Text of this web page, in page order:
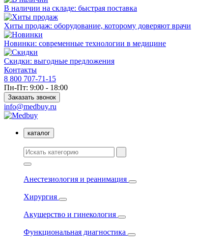
В наличии на складе: быстрая поставка
Хиты продаж: оборудование, которому доверяют врачи
Новинки: современные технологии в медицине
Скидки: выгодные предложения
Контакты
8 800 707-71-15
Пн-Пт: 9:00 - 18:00
Заказать звонок
info@medbuy.ru
каталог
Анестезиология и реанимация
Хирургия
Акушерство и гинекология
Функциональная диагностика